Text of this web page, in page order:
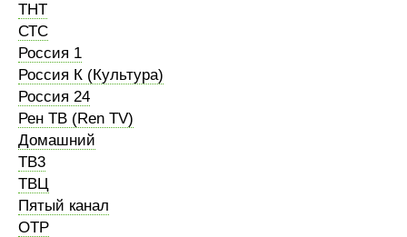
ТНТ
СТС
Россия 1
Россия К (Культура)
Россия 24
Рен ТВ (Ren TV)
Домашний
ТВ3
ТВЦ
Пятый канал
ОТР